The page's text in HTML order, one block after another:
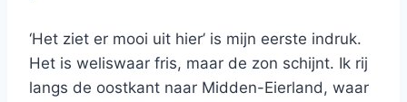
‘Het ziet er mooi uit hier’ is mijn eerste indruk.
Het is weliswaar fris, maar de zon schijnt. Ik rij
langs de oostkant naar Midden-Eierland, waar